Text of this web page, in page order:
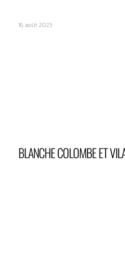
16 août 2023
BLANCHE COLOMBE ET